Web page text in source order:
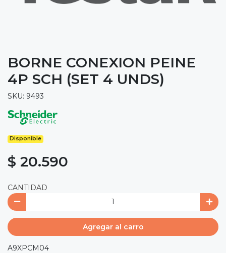
BORNE CONEXION PEINE
4P SCH (SET 4 UNDS)
SKU: 9493
Disponible
$ 20.590
CANTIDAD
Agregar al carro
A9XPCM04